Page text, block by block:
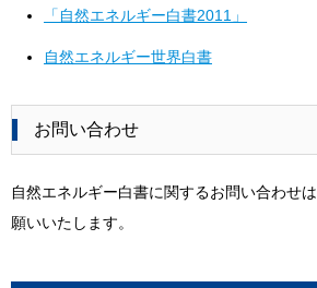
「自然エネルギー白書2011」
自然エネルギー世界白書
お問い合わせ
自然エネルギー白書に関するお問い合わせは
願いいたします。